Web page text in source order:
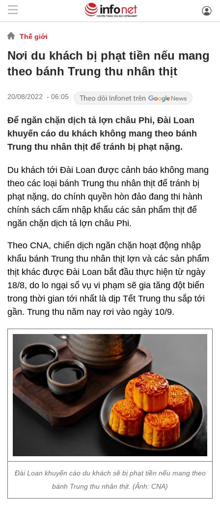
Thế giới
Nơi du khách bị phạt tiền nếu mang
theo bánh Trung thu nhân thịt
20/08/2022 - 06:05
Để ngăn chặn dịch tả lợn châu Phi, Đài Loan
khuyến cáo du khách không mang theo bánh
Trung thu nhân thịt để tránh bị phạt nặng.
Du khách tới Đài Loan được cảnh báo không mang
theo các loại bánh Trung thu nhân thịt để tránh bị
phạt nặng, do chính quyền hòn đảo đang thi hành
chính sách cấm nhập khẩu các sản phẩm thịt để
ngăn chặn dịch tả lợn châu Phi.
Theo CNA, chiến dịch ngăn chặn hoạt động nhập
khẩu bánh Trung thu nhân thịt lợn và các sản phẩm
thịt khác được Đài Loan bắt đầu thực hiện từ ngày
18/8, do lo ngại số vụ vi phạm sẽ gia tăng đột biến
trong thời gian tới nhất là dịp Tết Trung thu sắp tới
gần. Trung thu năm nay rơi vào ngày 10/9.
Đài Loan khuyến cáo du khách sẽ bị phạt tiền nếu mang theo
bánh Trung thu nhân thịt. (Ảnh: CNA)